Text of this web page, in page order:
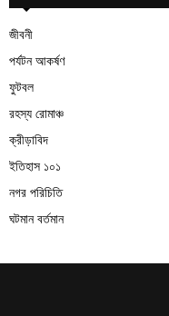
জীবনী
পর্যটন আকর্ষণ
ফুটবল
রহস্য রোমাঞ্চ
ক্রীড়াবিদ
ইতিহাস ১০১
নগর পরিচিতি
ঘটমান বর্তমান